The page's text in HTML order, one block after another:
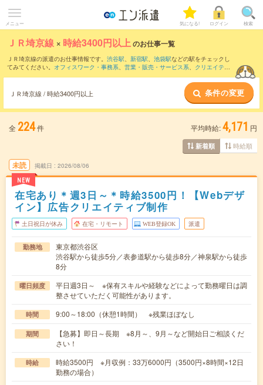
メニュー 気になる! ログイン 検索
ＪＲ埼京線 × 時給3400円以上のお仕事一覧
ＪＲ埼京線の派遣のお仕事情報です。 渋谷駅、 新宿駅、 池袋駅などの駅をチェックし
てみてください。 オフィスワーク・事務系、 営業・販売・サービス系、 クリエイティ
ＪＲ埼京線 / 時給3400円以上 条件の変更
全 224件 平均時給:4,171 円
新着順 時給順
未読
NEW
掲載日 2026/08/06
在宅あり＊週3日～＊時給3500円！【Webデザ
イン】広告クリエイティブ制作
土日祝日が休み 在宅・リモート WEB登録OK 派遣
勤務地
東京都渋谷区
渋谷駅から徒歩5分／表参道駅から徒歩8分／神泉駅から徒歩
8分
曜日頻度
平日週3日～ ※保有スキルや経験などによって勤務曜日は調
整させていただく可能性があります。
時間 9:00～18:00（休憩1時間） ※残業ほぼなし
期間
【急募】即日～長期 ※8月～、9月～など開始日ご相談くだ
さい！
時給
時給3500円 ※月収例：33万6000円（3500円×8時間×12日
勤務の場合）